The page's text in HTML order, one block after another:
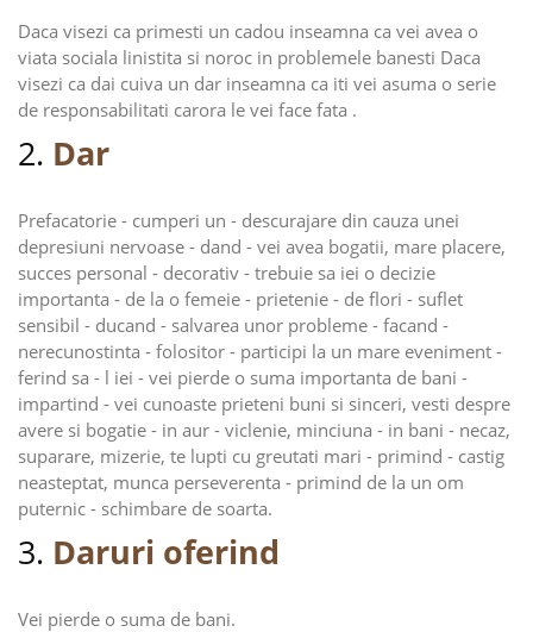
Daca visezi ca primesti un cadou inseamna ca vei avea o
viata sociala linistita si noroc in problemele banesti Daca
visezi ca dai cuiva un dar inseamna ca iti vei asuma o serie
de responsabilitati carora le vei face fata .
2. Dar
Prefacatorie - cumperi un - descurajare din cauza unei
depresiuni nervoase - dand - vei avea bogatii, mare placere,
succes personal - decorativ - trebuie sa iei o decizie
importanta - de la o femeie - prietenie - de flori - suflet
sensibil - ducand - salvarea unor probleme - facand -
nerecunostinta - folositor - participi la un mare eveniment -
ferind sa - l iei - vei pierde o suma importanta de bani -
impartind - vei cunoaste prieteni buni si sinceri, vesti despre
avere si bogatie - in aur - viclenie, minciuna - in bani - necaz,
suparare, mizerie, te lupti cu greutati mari - primind - castig
neasteptat, munca perseverenta - primind de la un om
puternic - schimbare de soarta.
3. Daruri oferind
Vei pierde o suma de bani.